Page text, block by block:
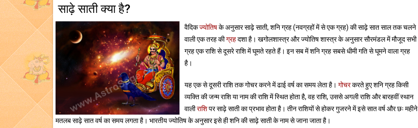
साढ़े साती क्या है?
वैदिकज्योतिषके अनुसार साढ़े साती, शनि ग्रह (नवग्रहों में से एक ग्रह) की साढ़े सात साल तक चलने
वाली एक तरह कीग्रहदशा है। खगोलशास्त्र और ज्योतिष शास्त्र के अनुसार सौरमंडल में मौजूद सभी
ग्रह एक राशि से दूसरे राशि में घूमते रहते हैं। इन सब में शनि ग्रह सबसे धीमी गति से घूमने वाला ग्रह
है।
यह एक से दूसरी राशि तक गोचर करने में ढाई वर्ष का समय लेता है। गोचरकरते हुए शनि ग्रह किसी
व्यक्ति की जन्म राशि या नाम की राशि में स्थित होता है, वह राशि, उससे अगली राशि और बारहवीं स्थान
वालीराशिपर साढ़े साती का प्रभाव होता है। तीन राशियों से होकर गुजरने में इसे सात वर्ष और छः महीने
मतलब साढ़े सात वर्ष का समय लगता है। भारतीय ज्योतिष के अनुसार इसे ही शनि की साढ़े साती के नाम से जाना जाता है।